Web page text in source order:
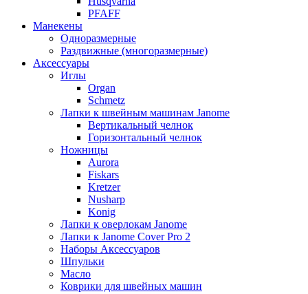
PFAFF
Манекены
Одноразмерные
Раздвижные (многоразмерные)
Аксессуары
Иглы
Organ
Schmetz
Лапки к швейным машинам Janome
Вертикальный челнок
Горизонтальный челнок
Ножницы
Aurora
Fiskars
Kretzer
Nusharp
Konig
Лапки к оверлокам Janome
Лапки к Janome Cover Pro 2
Наборы Аксессуаров
Шпульки
Масло
Коврики для швейных машин